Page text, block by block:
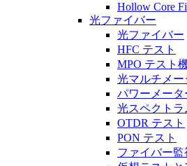
Hollow Core
光ファイバー
光ファイバー
HFC テスト
MPO テスト
光マルチメー
パワーメータ
光スペクトラ
OTDR テスト
PON テスト
ファイバー監